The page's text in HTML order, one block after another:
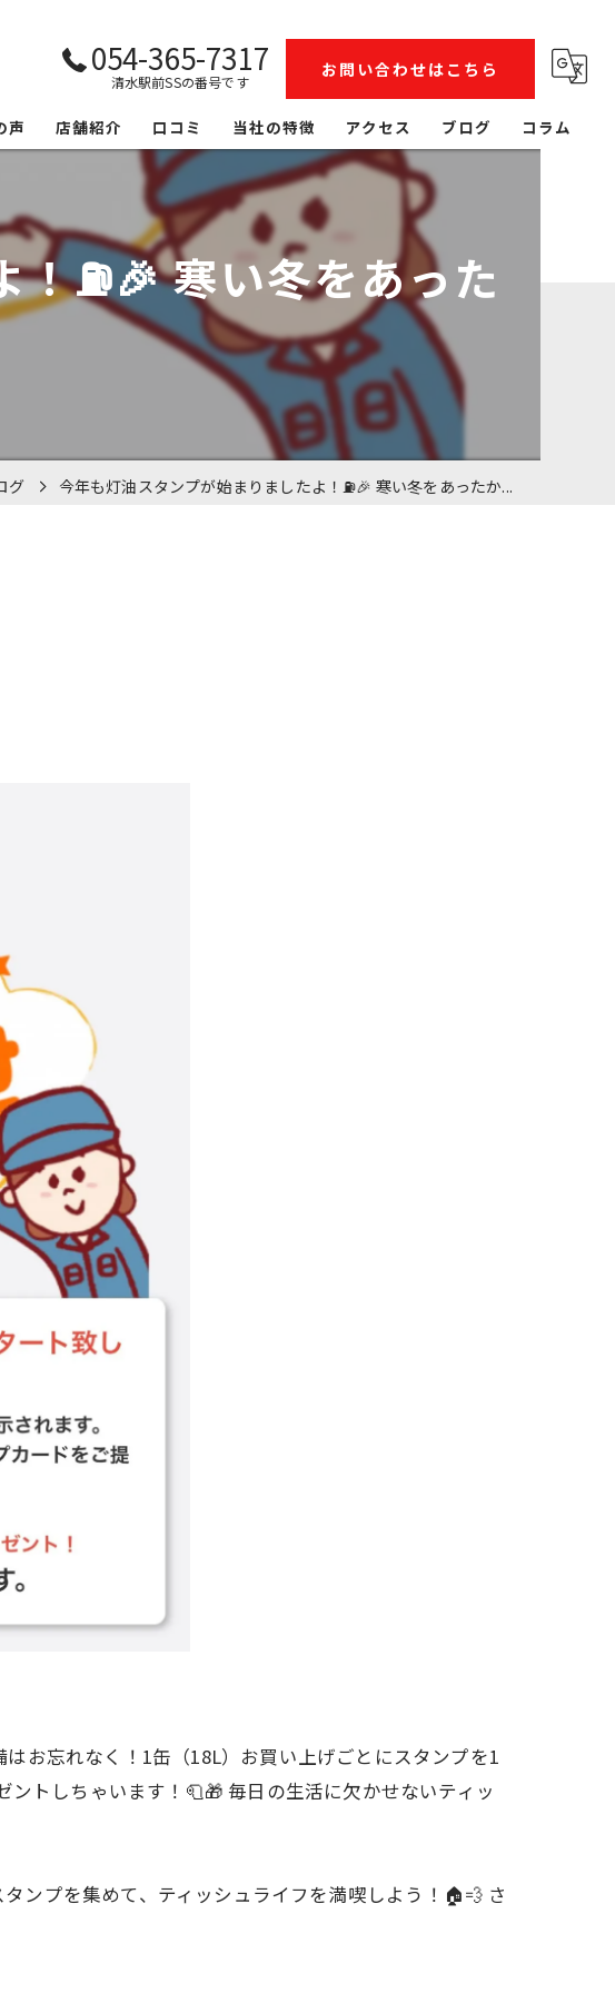
054-365-7317
清水駅前SSの番号です
お問い合わせはこちら
声 店舗紹介 口コミ 当社の特徴
整備
洗車
リース
レンタカー
鈑金塗装
アクセス ブログ コラム
⛽️🎉 寒い冬をあった
グ 今年も灯油スタンプが始まりましたよ！⛽️🎉 寒い冬をあったか...
お忘れなく！1缶（18L）お買い上げごとにスタンプを1
トしちゃいます！🧻🎁 毎日の生活に欠かせないティッ
ンプを集めて、ティッシュライフを満喫しよう！🏠💨 さ